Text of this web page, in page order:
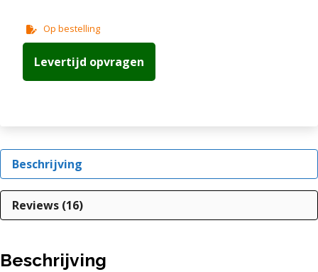
Op bestelling
Levertijd opvragen
Beschrijving
Reviews (16)
Beschrijving